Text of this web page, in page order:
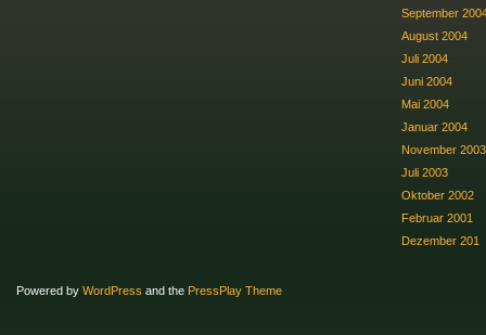
September
August 2004
Juli 2004
Juni 2004
Mai 2004
Januar 2004
November 2003
Juli 2003
Oktober 2002
Februar 2001
Dezember 201
Powered by WordPress and the PressPlay Theme